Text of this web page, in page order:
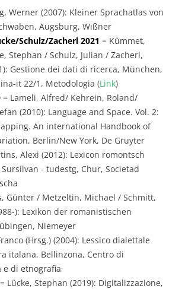
Werner (2007): Kleiner Sprachatlas von
Augsburg, Wißner
Schulz/Zacherl 2021 = Kümmet,
Stephan / Schulz, Julian / Zacherl,
Gestione dei dati di ricerca, München,
it 22/1, Metodologia (Link)
= Lameli, Alfred/ Kehrein, Roland/
(2010): Language and Space. Vol. 2:
An international Handbook of
Berlin/New York, De Gruyter
Alexi (2012): Lexicon romontsch
- tudestg, Chur, Societad
Günter / Metzeltin, Michael / Schmitt,
): Lexikon der romanistischen
Niemeyer
(Hrsg.) (2004): Lessico dialettale
italana, Bellinzona, Centro di
e di etnografia
= Lücke, Stephan (2019): Digitalizzazione,